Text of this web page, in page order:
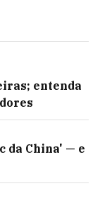
entenda
da China' — e